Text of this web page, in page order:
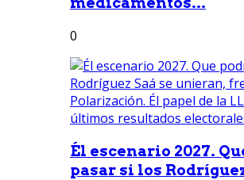
0
Él escenario 2027.
pasar si los